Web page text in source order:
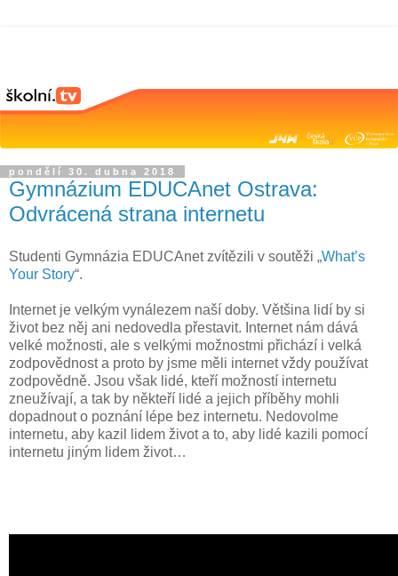
pondělí 30. dubna 2018
Gymnázium EDUCAnet Ostrava:
Odvrácená strana internetu
Studenti Gymnázia EDUCAnet zvítězili v soutěži „What’s
Your Story“.
Internet je velkým vynálezem naší doby. Většina lidí by si
život bez něj ani nedovedla přestavit. Internet nám dává
velké možnosti, ale s velkými možnostmi přichází i velká
zodpovědnost a proto by jsme měli internet vždy používat
zodpovědně. Jsou však lidé, kteří možností internetu
zneužívají, a tak by někteří lidé a jejich příběhy mohli
dopadnout o poznání lépe bez internetu. Nedovolme
internetu, aby kazil lidem život a to, aby lidé kazili pomocí
internetu jiným lidem život…